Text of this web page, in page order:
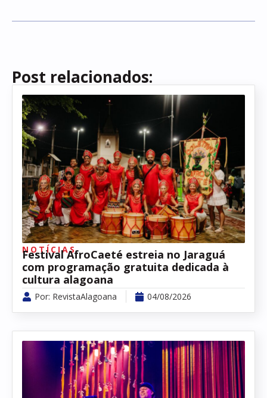
Post relacionados:
NOTÍCIAS
Festival AfroCaeté estreia no Jaraguá
com programação gratuita dedicada à
cultura alagoana
Por: RevistaAlagoana 04/08/2026